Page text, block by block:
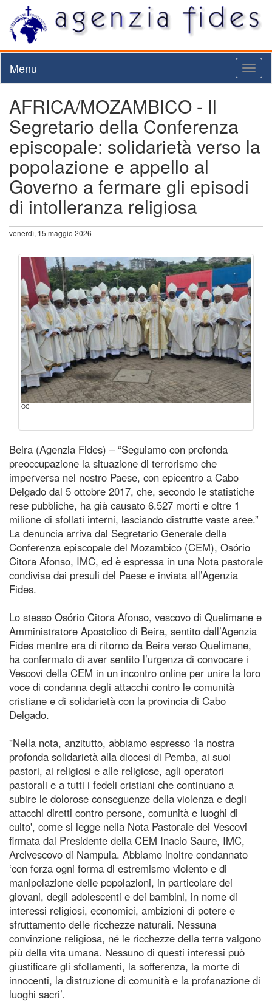
Menu
AFRICA/MOZAMBICO - Il
Segretario della Conferenza
episcopale: solidarietà verso la
popolazione e appello al
Governo a fermare gli episodi
di intolleranza religiosa
venerdì, 15 maggio 2026
OC
Beira (Agenzia Fides) – “Seguiamo con profonda
preoccupazione la situazione di terrorismo che
imperversa nel nostro Paese, con epicentro a Cabo
Delgado dal 5 ottobre 2017, che, secondo le statistiche
rese pubbliche, ha già causato 6.527 morti e oltre 1
milione di sfollati interni, lasciando distrutte vaste aree.”
La denuncia arriva dal Segretario Generale della
Conferenza episcopale del Mozambico (CEM), Osório
Citora Afonso, IMC, ed è espressa in una Nota pastorale
condivisa dai presuli del Paese e inviata all’Agenzia
Fides.
Lo stesso Osório Citora Afonso, vescovo di Quelimane e
Amministratore Apostolico di Beira, sentito dall’Agenzia
Fides mentre era di ritorno da Beira verso Quelimane,
ha confermato di aver sentito l’urgenza di convocare i
Vescovi della CEM in un incontro online per unire la loro
voce di condanna degli attacchi contro le comunità
cristiane e di solidarietà con la provincia di Cabo
Delgado.
"Nella nota, anzitutto, abbiamo espresso ‘la nostra
profonda solidarietà alla diocesi di Pemba, ai suoi
pastori, ai religiosi e alle religiose, agli operatori
pastorali e a tutti i fedeli cristiani che continuano a
subire le dolorose conseguenze della violenza e degli
attacchi diretti contro persone, comunità e luoghi di
culto', come si legge nella Nota Pastorale dei Vescovi
firmata dal Presidente della CEM Inacio Saure, IMC,
Arcivescovo di Nampula. Abbiamo inoltre condannato
‘con forza ogni forma di estremismo violento e di
manipolazione delle popolazioni, in particolare dei
giovani, degli adolescenti e dei bambini, in nome di
interessi religiosi, economici, ambizioni di potere e
sfruttamento delle ricchezze naturali. Nessuna
convinzione religiosa, né le ricchezze della terra valgono
più della vita umana. Nessuno di questi interessi può
giustificare gli sfollamenti, la sofferenza, la morte di
innocenti, la distruzione di comunità e la profanazione di
luoghi sacri’.